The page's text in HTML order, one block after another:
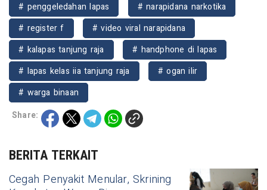
# penggeledahan lapas
# narapidana narkotika
# register f
# video viral narapidana
# kalapas tanjung raja
# handphone di lapas
# lapas kelas iia tanjung raja
# ogan ilir
# warga binaan
Share:
BERITA TERKAIT
Cegah Penyakit Menular, Skrining